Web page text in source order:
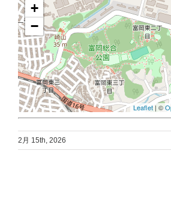
+
−
Leaflet | ©
2月 15th, 2026